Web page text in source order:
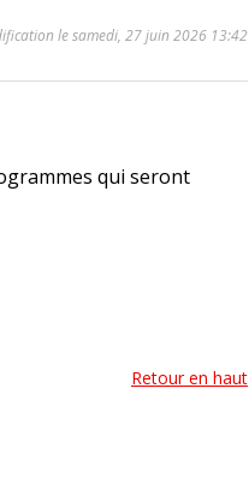
le samedi, 27 juin 2026 13:42
qui seront
Retour en haut